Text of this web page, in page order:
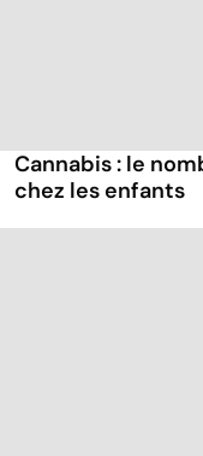
Cannabis : le
chez les enfants